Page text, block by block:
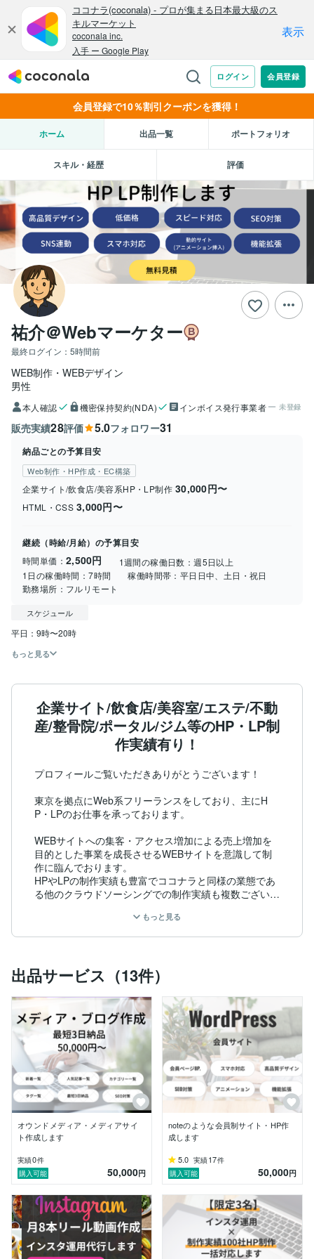
会員登録で10％割引クーポンを獲得！
ホーム 出品一覧 ポートフォリオ
スキル・経歴 評価
祐介＠Webマーケター
最終ログイン： 5時間前
WEB制作・WEBデザイン
男性
本人確認 機密保持契約(NDA) インボイス発行事業者 未登録
販売実績28評価 5.0フォロワー31
納品ごとの予算目安
Web制作・HP作成・EC構築
企業サイト/飲食店/美容系HP・LP制作 30,000円〜
HTML・CSS 3,000円〜
継続（時給/月給）の予算目安
時間単価： 2,500円 1週間の稼働日数：週5日以上
1日の稼働時間：7時間 稼働時間帯： 平日日中、土日・祝日
勤務場所： フルリモート
スケジュール
もっと見る
企業サイト/飲食店/美容室/エステ/不動
産/整骨院/ポータル/ジム等のHP・LP制
作実績有り！
プロフィールご覧いただきありがとうございます！
東京を拠点にWeb系フリーランスをしており、主にH
P・LPのお仕事を承っております。
WEBサイトへの集客・アクセス増加による売上増加を
目的とした事業を成長させるWEBサイトを意識して制
作に臨んでおります。
HPやLPの制作実績も豊富でココナラと同様の業態であ
る他のクラウドソーシングでの制作実績も複数ございま
実績の一部はポートフォリオに掲載しておりますので是
また、ココナラでは下記の通り出品をしておりますので
ご参考にしていただければ幸いです。
①HP制作
https://coconala.com/services/1874404
https://coconala.com/services/1877553
https://coconala.com/services/1874355
https://coconala.com/services/1874351
以下に簡単な経歴、PR、可能な業務などを記載してお
【経歴】
2008年〜202011：大手IT企業勤務。主に金融保険シス
テムの開発・運用・保守・開発マネジメントを経験。
202012年〜現在：Web制作フリーランスとして活動
中。
もっと見る
出品サービス（13件）
オウンドメディア・メディアサイ
ト作成します
実績0件
購入可能
50,000円
noteのような会員制サイト・HP作
成します
5.0 実績17件
購入可能
50,000円